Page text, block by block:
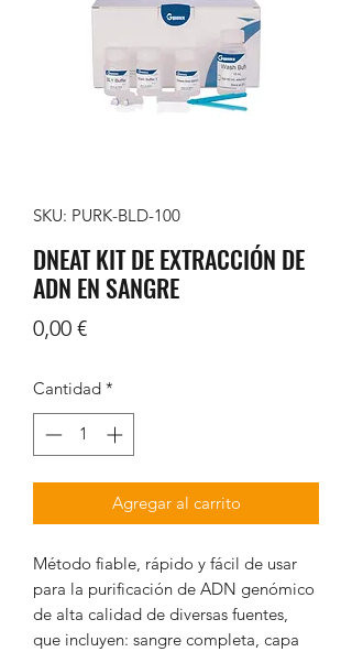
SKU: PURK-BLD-100
DNEAT KIT DE EXTRACCIÓN DE
ADN EN SANGRE
0,00 €Precio
Cantidad *
Agregar al carrito
Método fiable, rápido y fácil de usar
para la purificación de ADN genómico
de alta calidad de diversas fuentes,
que incluyen: sangre completa, capa